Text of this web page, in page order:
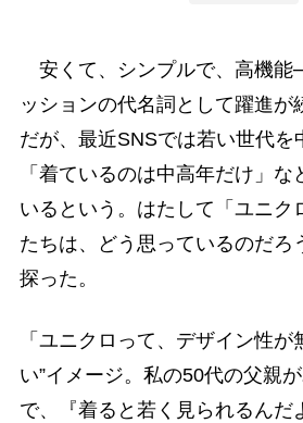
安くて、シンプルで、高機能
ッションの代名詞として躍進が
だが、最近SNSでは若い世代を
「着ているのは中高年だけ」な
いるという。はたして「ユニク
たちは、どう思っているのだろ
探った。
「ユニクロって、デザイン性が
い”イメージ。私の50代の父親
で、『着ると若く見られるんだ